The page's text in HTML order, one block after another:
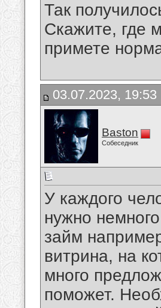
Так
Скажите, где
примете
03.07.2023, 19:53
Baston
Собеседник
У каждого
нужно
займ
витрина, на
много
поможет.